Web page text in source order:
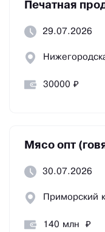
Печатная
29.07.2026
30000 ₽
Мясо опт
30.07.2026
Приморский
140 млн ₽